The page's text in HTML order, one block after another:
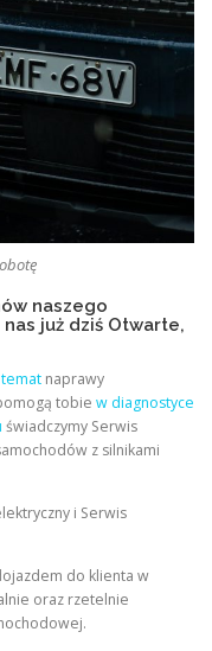
naszego
już dziś Otwarte,
naprawy
tobie w diagnostyce
świadczymy Serwis
z silnikami
i Serwis
do klienta w
oraz rzetelnie